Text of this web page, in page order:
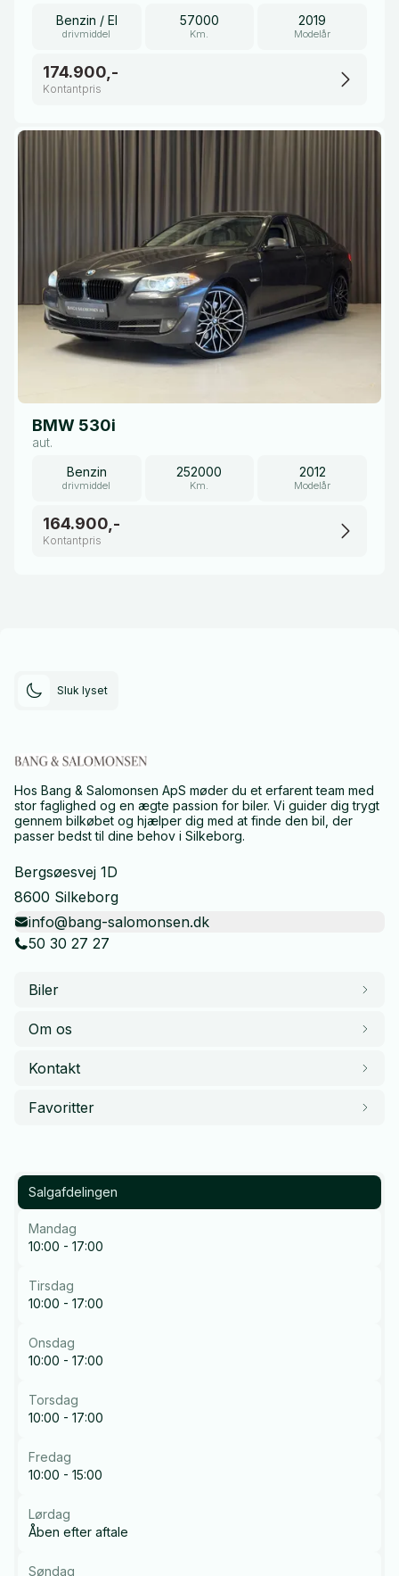
Benzin / El
drivmiddel
57000
Km.
2019
Modelår
174.900,-
Kontantpris
BMW 530i
aut.
Benzin
drivmiddel
252000
Km.
2012
Modelår
164.900,-
Kontantpris
Sluk lyset
Hos Bang & Salomonsen ApS møder du et erfarent team med
stor faglighed og en ægte passion for biler. Vi guider dig trygt
gennem bilkøbet og hjælper dig med at finde den bil, der
passer bedst til dine behov i Silkeborg.
Bergsøesvej 1D
8600 Silkeborg
info@bang-salomonsen.dk
50 30 27 27
Biler
Om os
Kontakt
Favoritter
Salgafdelingen
Mandag
10:00 - 17:00
Tirsdag
10:00 - 17:00
Onsdag
10:00 - 17:00
Torsdag
10:00 - 17:00
Fredag
10:00 - 15:00
Lørdag
Åben efter aftale
Søndag